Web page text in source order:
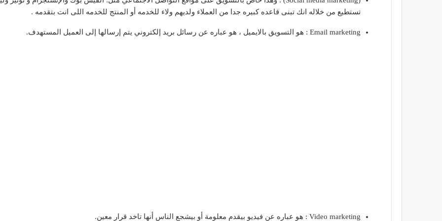
تستطيع من خلاله انك تبنى قاعده كبيره جدا من العملاء ولديهم ولاء للخدمه أو المنتج للخدمه اللى انت بتقدمه .
Email marketing : هو التسويق بالايميل ، هو عباره عن رسائل بريد إلكتروني يتم إرسالها إلى العميل المستهدف.
Video marketing : هو عباره عن فيديو بيقدم معلومة أو بيشجع الناس أنها تاخد قرار معين.